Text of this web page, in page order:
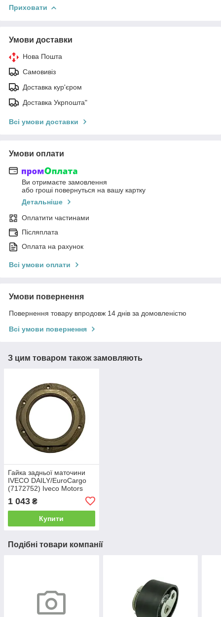
Приховати
Умови доставки
Нова Пошта
Самовивіз
Доставка кур'єром
Доставка Укрпошта"
Всі умови доставки
Умови оплати
Ви отримаєте замовлення
або гроші повернуться на вашу картку
Детальніше
Оплатити частинами
Післяплата
Оплата на рахунок
Всі умови оплати
Умови повернення
Повернення товару впродовж 14 днів за домовленістю
Всі умови повернення
З цим товаром також замовляють
Гайка задньої маточини
IVECO DAILY/EuroCargo
(7172752) Iveco Motors
1 043 ₴
Купити
Подібні товари компанії